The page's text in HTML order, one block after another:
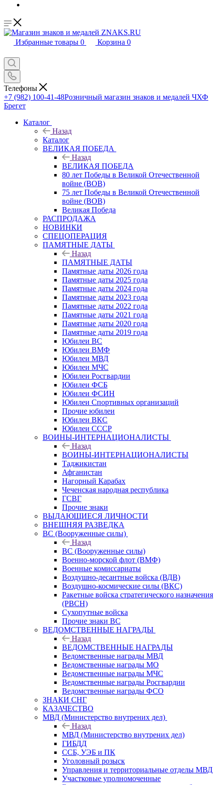
Избранные товары 0 Корзина 0
Телефоны
+7 (982) 100-41-48Розничный магазин знаков и медалей ЧХФ
Брегет
Каталог
Назад
Каталог
ВЕЛИКАЯ ПОБЕДА
Назад
ВЕЛИКАЯ ПОБЕДА
80 лет Победы в Великой Отечественной
войне (ВОВ)
75 лет Победы в Великой Отечественной
войне (ВОВ)
Великая Победа
РАСПРОДАЖА
НОВИНКИ
СПЕЦОПЕРАЦИЯ
ПАМЯТНЫЕ ДАТЫ
Назад
ПАМЯТНЫЕ ДАТЫ
Памятные даты 2026 года
Памятные даты 2025 года
Памятные даты 2024 года
Памятные даты 2023 года
Памятные даты 2022 года
Памятные даты 2021 года
Памятные даты 2020 года
Памятные даты 2019 года
Юбилеи ВС
Юбилеи ВМФ
Юбилеи МВД
Юбилеи МЧС
Юбилеи Росгвардии
Юбилеи ФСБ
Юбилеи ФСИН
Юбилеи Спортивных организаций
Прочие юбилеи
Юбилеи ВКС
Юбилеи СССР
ВОИНЫ-ИНТЕРНАЦИОНАЛИСТЫ
Назад
ВОИНЫ-ИНТЕРНАЦИОНАЛИСТЫ
Таджикистан
Афганистан
Нагорный Карабах
Чеченская народная республика
ГСВГ
Прочие знаки
ВЫДАЮЩИЕСЯ ЛИЧНОСТИ
ВНЕШНЯЯ РАЗВЕДКА
ВС (Вооруженные силы)
Назад
ВС (Вооруженные силы)
Военно-морской флот (ВМФ)
Военные комиссариаты
Воздушно-десантные войска (ВДВ)
Воздушно-космические силы (ВКС)
Ракетные войска стратегического назначения
(РВСН)
Сухопутные войска
Прочие знаки ВС
ВЕДОМСТВЕННЫЕ НАГРАДЫ
Назад
ВЕДОМСТВЕННЫЕ НАГРАДЫ
Ведомственные награды МВД
Ведомственные награды МО
Ведомственные награды МЧС
Ведомственные награды Росгвардии
Ведомственные награды ФСО
ЗНАКИ СНГ
КАЗАЧЕСТВО
МВД (Министерство внутрених дел)
Назад
МВД (Министерство внутрених дел)
ГИБДД
ССБ, УЭБ и ПК
Уголовный розыск
Управления и территориальные отделы МВД
Участковые уполномоченные